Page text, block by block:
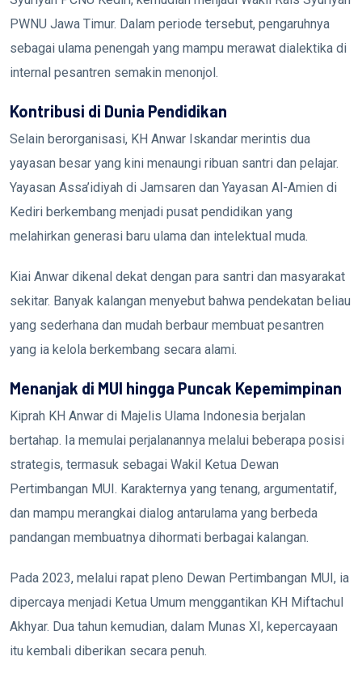
PWNU Jawa Timur. Dalam periode tersebut, pengaruhnya
sebagai ulama penengah yang mampu merawat dialektika di
internal pesantren semakin menonjol.
Kontribusi di Dunia Pendidikan
Selain berorganisasi, KH Anwar Iskandar merintis dua
yayasan besar yang kini menaungi ribuan santri dan pelajar.
Yayasan Assa’idiyah di Jamsaren dan Yayasan Al-Amien di
Kediri berkembang menjadi pusat pendidikan yang
melahirkan generasi baru ulama dan intelektual muda.
Kiai Anwar dikenal dekat dengan para santri dan masyarakat
sekitar. Banyak kalangan menyebut bahwa pendekatan beliau
yang sederhana dan mudah berbaur membuat pesantren
yang ia kelola berkembang secara alami.
Menanjak di MUI hingga Puncak Kepemimpinan
Kiprah KH Anwar di Majelis Ulama Indonesia berjalan
bertahap. Ia memulai perjalanannya melalui beberapa posisi
strategis, termasuk sebagai Wakil Ketua Dewan
Pertimbangan MUI. Karakternya yang tenang, argumentatif,
dan mampu merangkai dialog antarulama yang berbeda
pandangan membuatnya dihormati berbagai kalangan.
Pada 2023, melalui rapat pleno Dewan Pertimbangan MUI, ia
dipercaya menjadi Ketua Umum menggantikan KH Miftachul
Akhyar. Dua tahun kemudian, dalam Munas XI, kepercayaan
itu kembali diberikan secara penuh.